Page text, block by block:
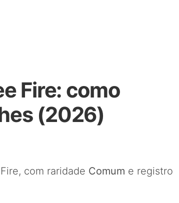
Fire: como
(2026)
com raridade Comum e registro